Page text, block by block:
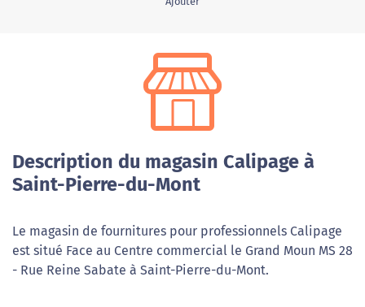
Description du magasin Calipage à
Saint-Pierre-du-Mont
Le magasin de fournitures pour professionnels Calipage
est situé Face au Centre commercial le Grand Moun MS 28
- Rue Reine Sabate à Saint-Pierre-du-Mont.